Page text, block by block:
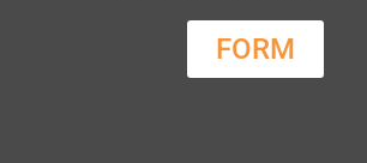
FORM